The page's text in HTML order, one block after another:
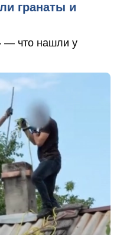
гранаты и
— что нашли у